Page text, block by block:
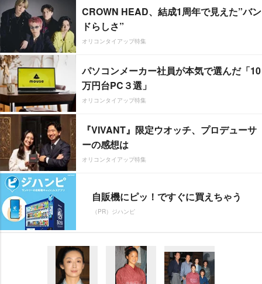
CROWN HEAD、結成1周年で見えた”バン
ドらしさ”
オリコンタイアップ特集
パソコンメーカー社員が本気で選んだ「10
万円台PC３選」
オリコンタイアップ特集
『VIVANT』限定ウオッチ、プロデューサ
ーの感想は
オリコンタイアップ特集
自販機にピッ！ですぐに買えちゃう
（PR）ジハンピ